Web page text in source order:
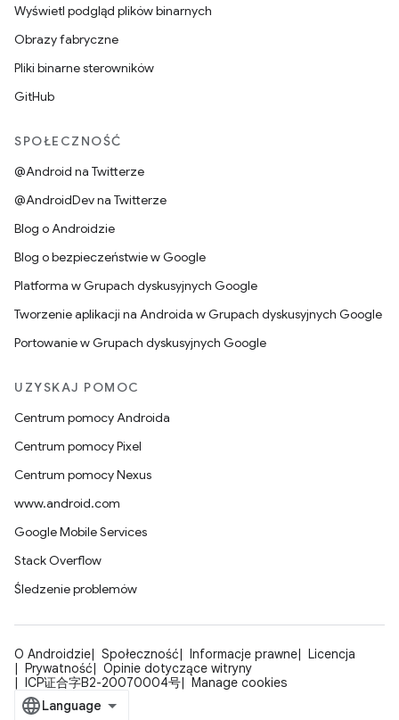
Wyświetl podgląd plików binarnych
Obrazy fabryczne
Pliki binarne sterowników
GitHub
SPOŁECZNOŚĆ
@Android na Twitterze
@AndroidDev na Twitterze
Blog o Androidzie
Blog o bezpieczeństwie w Google
Platforma w Grupach dyskusyjnych Google
Tworzenie aplikacji na Androida w Grupach dyskusyjnych Google
Portowanie w Grupach dyskusyjnych Google
UZYSKAJ POMOC
Centrum pomocy Androida
Centrum pomocy Pixel
Centrum pomocy Nexus
www.android.com
Google Mobile Services
Stack Overflow
Śledzenie problemów
O Androidzie Społeczność Informacje prawne
Licencja
Prywatność
Opinie dotyczące witryny
ICP证合字B2-20070004号
Manage cookies